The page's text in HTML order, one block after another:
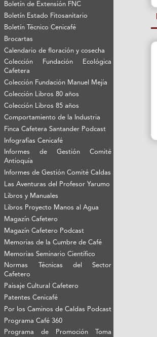
Boletín de Extensión FNC
Boletín Estado Fitosanitario
Boletín Técnico Cenicafé
Brocartas
Calendario de floración y cosecha
Colección Fundación Ecológica
Cafetera
Colección Fundación Manuel Mejía
Colección Libros 80 años
Colección Libros 85 años
Comportamiento de la Industria
Finca Cafetera Santander Podcast
Infografías Cenicafé
Informes de Gestión Comité
Antioquía
Informes de Gestión Comité Caldas
Las Aventuras del Profesor Yarumo
Libros y Manuales
Libros Proyecto Manos al Agua
Magazín Cafetero
Magazín Cafetero Podcast
Memorias de la Cumbre de Café
Memorias Seminario Científico
Normas Técnicas del Sector
Cafetero
Paisaje Cultural Cafetero
Patentes Cenicafé
Por los Caminos de Caldas Podcast
Programa Café 360
Programa de Promoción Toma